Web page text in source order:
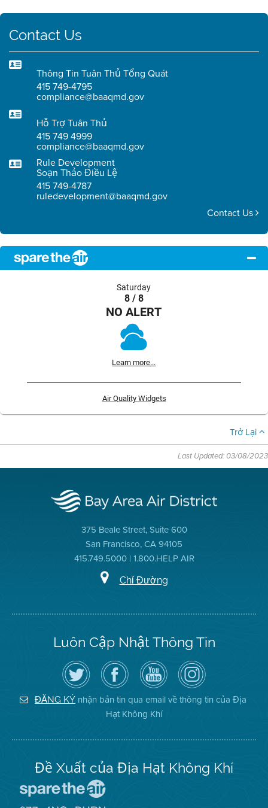
Contact Us
Thông Tin Tuân Thủ Tổng Quát
415 749-4795
compliance@baaqmd.gov
Hỗ Trợ Tuân Thủ
415 749 4999
compliance@baaqmd.gov
Rule Development
Soạn Thảo Điều Lệ
415 749-4787
ruledevelopment@baaqmd.gov
Contact Us
Saturday
8 / 8
NO ALERT
Learn more...
Air Quality Widgets
Trở Lại
Last Updated: 03/08/2023
375 Beale Street, Suite 600
San Francisco, CA 94105
415.749.5000 | 1.800.HELP AIR
Chỉ Đường
Luôn Cập Nhật Thông Tin
Hãy
theo
dõi
Địa
Hạt
Không
Truy
cập
Trang
Facebook
của
Địa
Hạt
Kênh
YouTube
của
Địa
Hạt
Không
Khí
Air
District
on
Instagram
ĐĂNG KÝ nhận bản tin qua email về thông tin của Địa
Hạt Không Khí
Đề Xuất của Địa Hạt Không Khí